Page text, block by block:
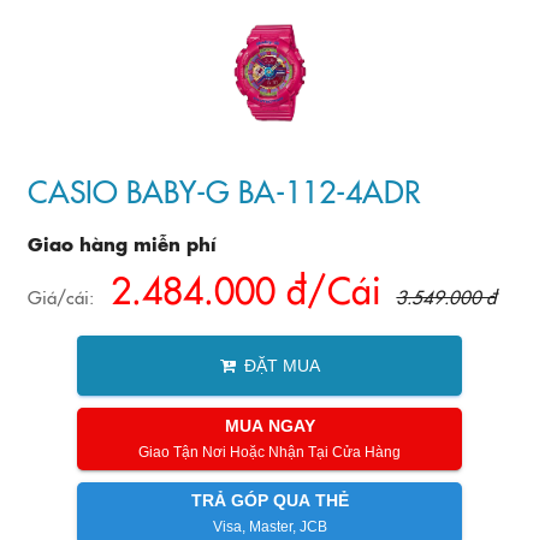
CASIO BABY-G BA-112-4ADR
Giao hàng miễn phí
Giá/cái: 2.484.000 đ/Cái 3.549.000 đ
ĐẶT MUA
MUA NGAY
Giao Tận Nơi Hoặc Nhận Tại Cửa Hàng
TRẢ GÓP QUA THẺ
Visa, Master, JCB